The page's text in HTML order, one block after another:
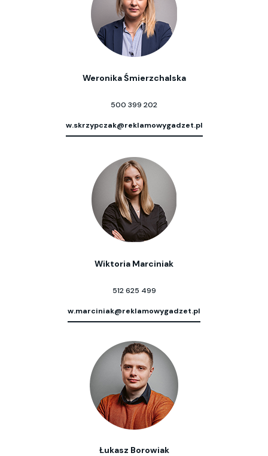
Weronika Śmierzchalska
500 399 202
w.skrzypczak@reklamowygadzet.pl
Wiktoria Marciniak
512 625 499
w.marciniak@reklamowygadzet.pl
Łukasz Borowiak